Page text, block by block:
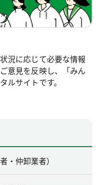
況に応じて必要な情報
意見を反映し、「みん
ルサイトです。
・仲卸業者）